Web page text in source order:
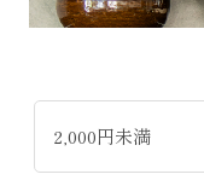
2,000円未満